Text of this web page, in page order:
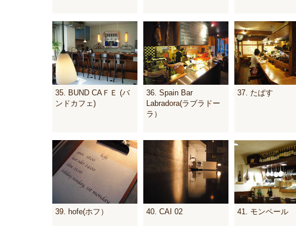
35. BUND CAＦＥ (バ
ンドカフェ)
36. Spain Bar
Labradora(ラブラドー
ラ）
37. たぱす
39. hofe(ホフ） 40. CAI 02 41. モンペール